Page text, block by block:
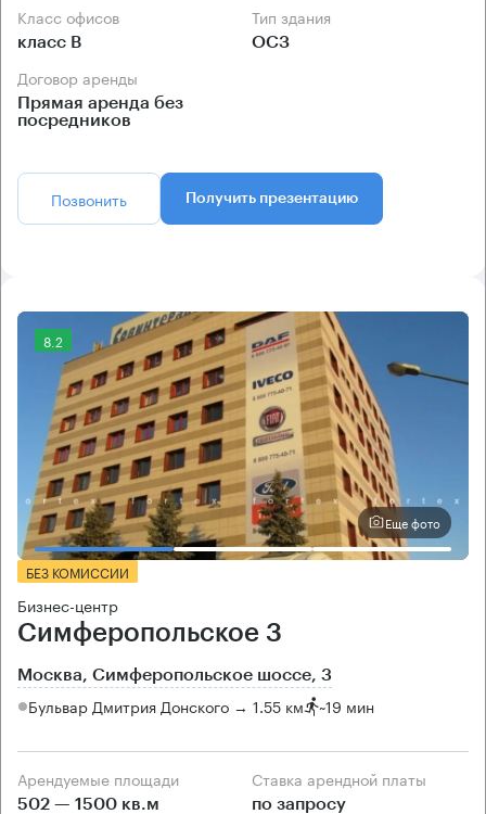
Класс офисов
класс B
Тип здания
ОСЗ
Договор аренды
Прямая аренда без
посредников
Позвонить Получить презентацию
8.2
Еще фото
БЕЗ КОМИССИИ
Бизнес-центр
Симферопольское 3
Москва, Симферопольское шоссе, 3
Бульвар Дмитрия Донского → 1.55 км ~19 мин
Арендуемые площади
502 — 1500 кв.м
Ставка арендной платы
по запросу